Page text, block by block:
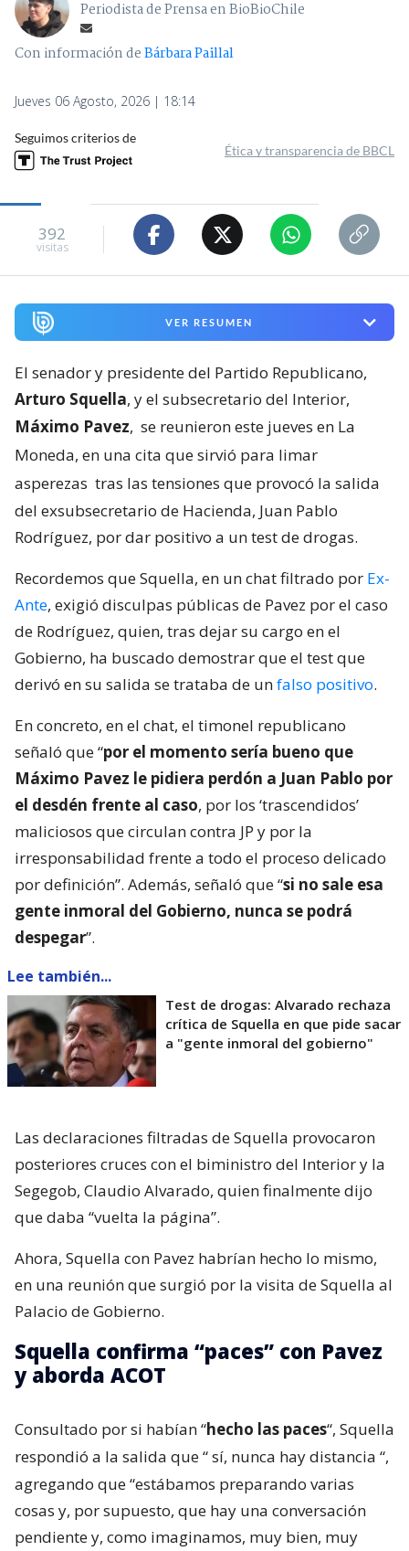
Periodista de Prensa en BioBioChile
Con información deBárbara Paillal
Jueves 06 Agosto, 2026 | 18:14
Seguimos criterios de
Ética y transparencia de BBCL
392
visitas
VER RESUMEN
El senador y presidente del Partido Republicano,
Arturo Squella, y el subsecretario del Interior,
Máximo Pavez, se reunieron este jueves en La
Moneda, en una cita que sirvió para limar
asperezas tras las tensiones que provocó la salida
del exsubsecretario de Hacienda, Juan Pablo
Rodríguez, por dar positivo a un test de drogas.
Recordemos que Squella, en un chat filtrado por Ex-
Ante, exigió disculpas públicas de Pavez por el caso
de Rodríguez, quien, tras dejar su cargo en el
Gobierno, ha buscado demostrar que el test que
derivó en su salida se trataba de unfalso positivo.
En concreto, en el chat, el timonel republicano
señaló que “por el momento sería bueno que
Máximo Pavez le pidiera perdón a Juan Pablo por
el desdén frente al caso, por los ‘trascendidos’
maliciosos que circulan contra JP y por la
irresponsabilidad frente a todo el proceso delicado
por definición”. Además, señaló que “si no sale esa
gente inmoral del Gobierno, nunca se podrá
despegar”.
Lee también...
Test de drogas: Alvarado rechaza
crítica de Squella en que pide sacar
a "gente inmoral del gobierno"
Las declaraciones filtradas de Squella provocaron
posteriores cruces con el biministro del Interior y la
Segegob, Claudio Alvarado, quien finalmente dijo
que daba “vuelta la página”.
Ahora, Squella con Pavez habrían hecho lo mismo,
en una reunión que surgió por la visita de Squella al
Palacio de Gobierno.
Squella confirma “paces” con Pavez
y aborda ACOT
Consultado por si habían “hecho las paces“, Squella
respondió a la salida que “sí, nunca hay distancia “,
agregando que “estábamos preparando varias
cosas y, por supuesto, que hay una conversación
pendiente y, como imaginamos, muy bien, muy